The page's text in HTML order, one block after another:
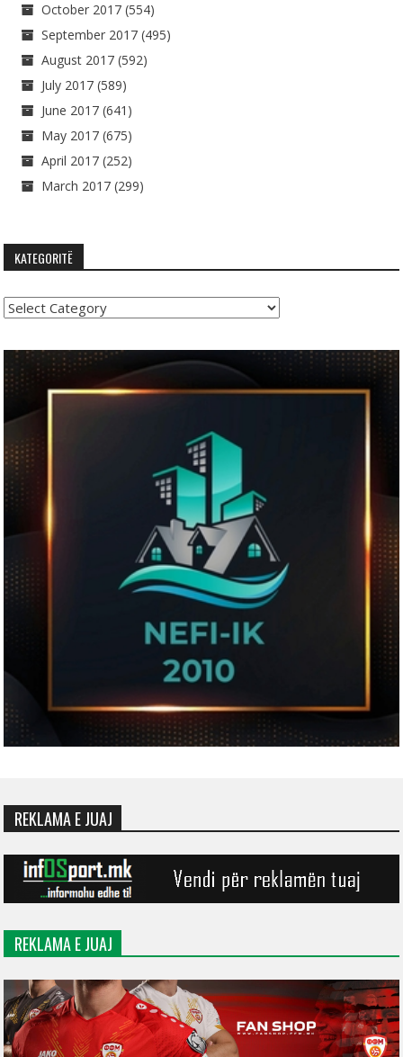
October 2017 (554)
September 2017 (495)
August 2017 (592)
July 2017 (589)
June 2017 (641)
May 2017 (675)
April 2017 (252)
March 2017 (299)
KATEGORITË
Kategoritë
REKLAMA E JUAJ
REKLAMA E JUAJ